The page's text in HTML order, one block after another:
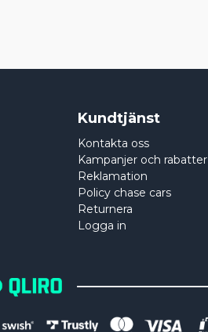
Kundtjänst
Kontakta oss
Kampanjer och rabatter
Reklamation
Policy chase cars
Returnera
Logga in